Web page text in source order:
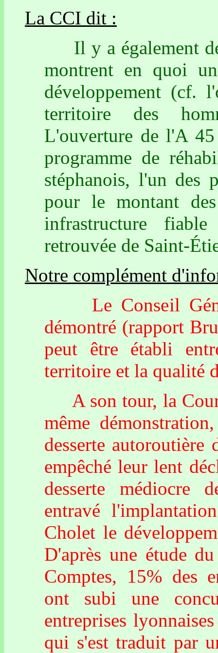
La CCI dit :
Il y a également
montrent en quoi
développement (cf.
territoire des
L'ouverture de l'A
programme de
stéphanois, l'un des
pour le montant
infrastructure
retrouvée de Saint-
Notre complément
Le Conseil
démontré (rapport
peut être établi
territoire et la qualité
A son tour, la Cour
même
desserte
empêché leur lent
desserte médiocre
entravé
Cholet le
D'après une étude
Comptes, 15% des
ont subi une
entreprises
qui s'est traduit par